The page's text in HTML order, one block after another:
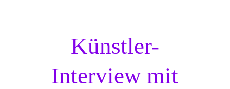
Künstler-
Interview mit